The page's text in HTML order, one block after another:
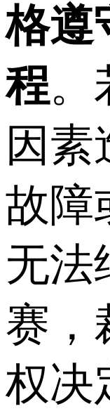
格遵
程。
因素
故障
无法
赛，
权决